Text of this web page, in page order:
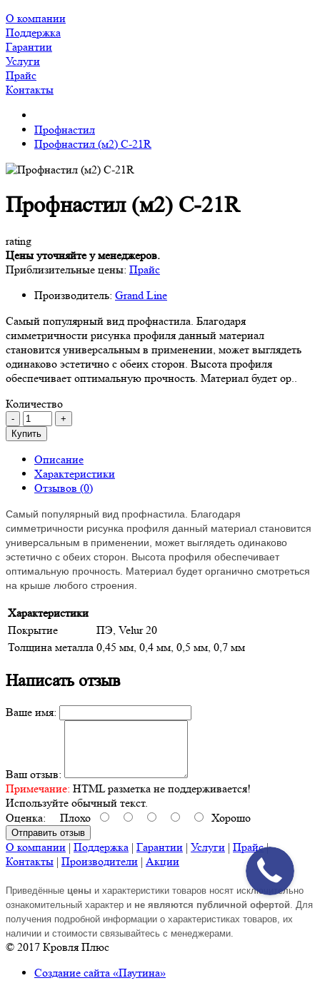
О компании
Поддержка
Гарантии
Услуги
Прайс
Контакты
Профнастил
Профнастил (м2) C-21R
Профнастил (м2) C-21R
rating
Цены уточняйте у менеджеров.
Приблизительные цены: Прайс
Производитель: Grand Line
Самый популярный вид профнастила. Благодаря
симметричности рисунка профиля данный материал
становится универсальным в применении, может выглядеть
одинаково эстетично с обеих сторон. Высота профиля
обеспечивает оптимальную прочность. Материал будет ор..
Количество
Купить
Описание
Характеристики
Отзывов (0)
Самый популярный вид профнастила. Благодаря
симметричности рисунка профиля данный материал становится
универсальным в применении, может выглядеть одинаково
эстетично с обеих сторон. Высота профиля обеспечивает
оптимальную прочность. Материал будет органично смотреться
на крыше любого строения.
Характеристики
Покрытие
ПЭ, Velur 20
Толщина металла 0,45 мм, 0,4 мм, 0,5 мм, 0,7 мм
Написать отзыв
Ваше имя:
Ваш отзыв:
Примечание: HTML разметка не поддерживается!
Используйте обычный текст.
Оценка: Плохо Хорошо
Отправить отзыв
О компании | Поддержка | Гарантии | Услуги | Прайс|
Контакты | Производители | Акции
Приведённые цены и характеристики товаров носят исключительно
ознакомительный характер и не являются публичной офертой . Для
получения подробной информации о характеристиках товаров, их
наличии и стоимости связывайтесь с менеджерами.
© 2017 Кровля Плюс
Создание сайта «Паутина»